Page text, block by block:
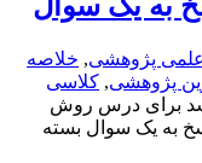
علمی پژوهشی, خلاصه
پژوهشی, کلاسی
برای درس روش
بسته